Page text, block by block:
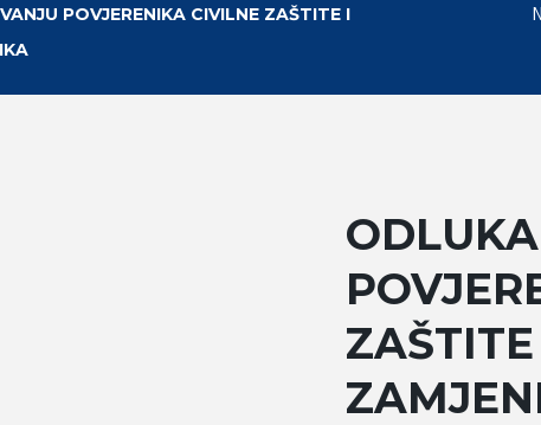
POVJERENIKA CIVILNE ZAŠTITE I